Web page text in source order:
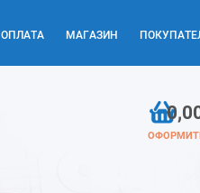
ОПЛАТА МАГАЗИН